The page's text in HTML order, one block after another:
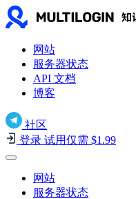
网站
服务器状态
API 文档
博客
社区
登录 试用仅需 $1.99
网站
服务器状态